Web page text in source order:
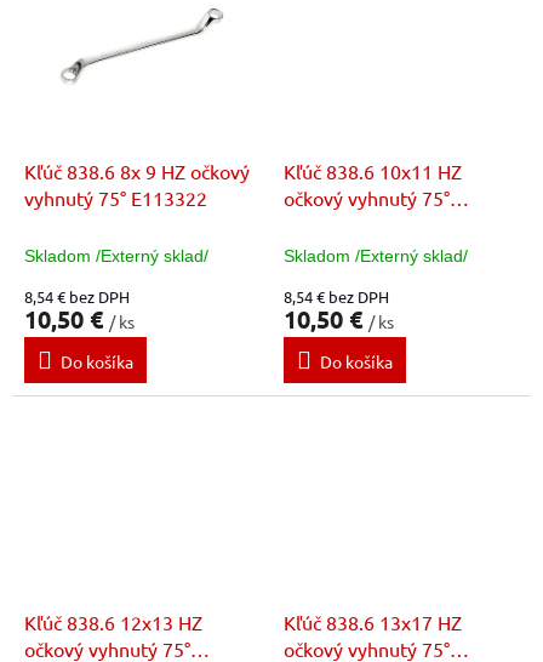
Kľúč 838.6 8x 9 HZ očkový
vyhnutý 75° E113322
Skladom /Externý sklad/
8,54 € bez DPH
10,50 € / ks
Do košíka
Kľúč 838.6 10x11 HZ
očkový vyhnutý 75°
Skladom /Externý sklad/
8,54 € bez DPH
10,50 € / ks
Do košíka
Kľúč 838.6 12x13 HZ
očkový vyhnutý 75°
Kľúč 838.6 13x17 HZ
očkový vyhnutý 75°